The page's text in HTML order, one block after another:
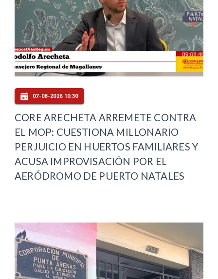
07-08-2026 10:30
CORE ARECHETA ARREMETE CONTRA
EL MOP: CUESTIONA MILLONARIO
PERJUICIO EN HUERTOS FAMILIARES Y
ACUSA IMPROVISACIÓN POR EL
AERÓDROMO DE PUERTO NATALES